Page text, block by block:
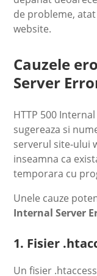
de probleme,
website.
Cauzele
Server
HTTP 500
sugereaza si
serverul site-ului
inseamna ca
temporara cu
Unele cauze
Internal Server
1. Fisier
Un fisier